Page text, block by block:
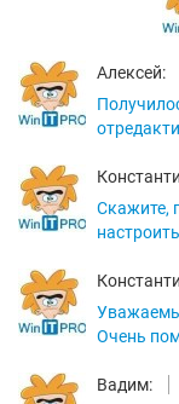
Алексей:
Скажите,
Очень
Вадим: